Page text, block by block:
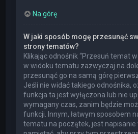
Na górę
W jaki sposób mogę przesunąć
strony tematów?
Klikając odnośnik “Przesuń temat
w widoku tematu zazwyczaj na
przesunąć go na samą górę
Jeśli nie widać takiego odnośnika,
funkcja ta jest wyłączona lub nie
wymagany czas, zanim będzie
funkcji. Innym, łatwym sposobem
tematu na początek, jest napisanie